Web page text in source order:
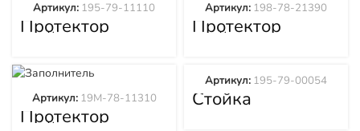
Протектор
стойки
79-11110
Артикул: 195-79-11110
Протектор
стойки
Артикул: 198-78-21390
Протектор
Артикул: 19M-78-11310 Стойка
рыхлителя в
Артикул: 195-79-00054